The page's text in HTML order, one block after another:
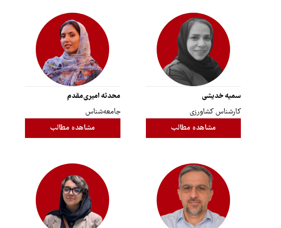
سمیه خدیشی
کارشناس کشاورزی
مشاهده مطالب
محدثه امیری‌مقدم
جامعه‌شناس
مشاهده مطالب